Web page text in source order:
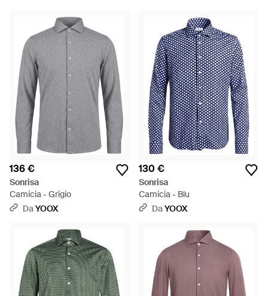
136 €
Sonrisa
Camicia - Grigio
DaYOOX
130 €
Sonrisa
Camicia - Blu
DaYOOX